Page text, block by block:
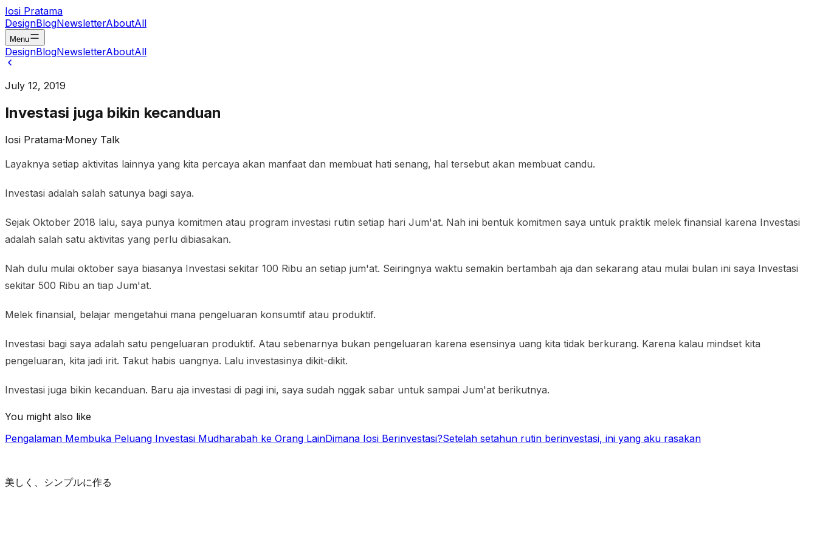
Iosi Pratama
DesignBlogNewsletterAboutAll
Menu
DesignBlogNewsletterAboutAll
July 12, 2019
Investasi juga bikin kecanduan
Iosi Pratama·Money Talk
Layaknya setiap aktivitas lainnya yang kita percaya akan manfaat dan membuat hati senang, hal tersebut akan membuat candu.
Investasi adalah salah satunya bagi saya.
Sejak Oktober 2018 lalu, saya punya komitmen atau program investasi rutin setiap hari Jum'at. Nah ini bentuk komitmen saya untuk praktik melek finansial karena Investasi
adalah salah satu aktivitas yang perlu dibiasakan.
Nah dulu mulai oktober saya biasanya Investasi sekitar 100 Ribu an setiap jum'at. Seiringnya waktu semakin bertambah aja dan sekarang atau mulai bulan ini saya Investasi
sekitar 500 Ribu an tiap Jum'at.
Melek finansial, belajar mengetahui mana pengeluaran konsumtif atau produktif.
Investasi bagi saya adalah satu pengeluaran produktif. Atau sebenarnya bukan pengeluaran karena esensinya uang kita tidak berkurang. Karena kalau mindset kita
pengeluaran, kita jadi irit. Takut habis uangnya. Lalu investasinya dikit-dikit.
Investasi juga bikin kecanduan. Baru aja investasi di pagi ini, saya sudah nggak sabar untuk sampai Jum'at berikutnya.
You might also like
Pengalaman Membuka Peluang Investasi Mudharabah ke Orang LainDimana Iosi Berinvestasi?Setelah setahun rutin berinvestasi, ini yang aku rasakan
美しく、シンプルに作る